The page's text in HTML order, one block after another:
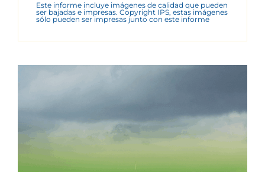
Este informe incluye imágenes de calidad que pueden
ser bajadas e impresas. Copyright IPS, estas imágenes
sólo pueden ser impresas junto con este informe